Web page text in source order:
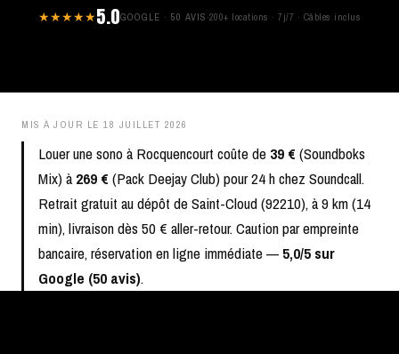
★★★★★5.0GOOGLE · 50 AVIS ·200+ locations · 7j/7 · Câbles inclus
MIS À JOUR LE 18 JUILLET 2026
Louer une sono à Rocquencourt coûte de 39 € (Soundboks
Mix) à269 € (Pack Deejay Club) pour 24 h chez Soundcall.
Retrait gratuit au dépôt de Saint-Cloud (92210), à 9 km (14
min), livraison dès 50 € aller-retour. Caution par empreinte
bancaire, réservation en ligne immédiate — 5,0/5 sur
Google (50 avis).